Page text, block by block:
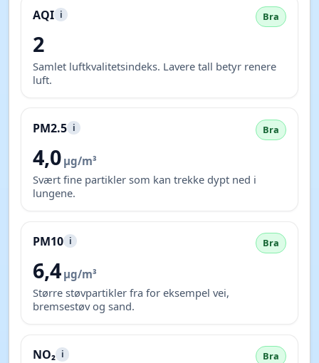
AQI i Bra
2
Samlet luftkvalitetsindeks. Lavere tall betyr renere
luft.
PM2.5 i Bra
4,0 µg/m³
Svært fine partikler som kan trekke dypt ned i
lungene.
PM10 i Bra
6,4 µg/m³
Større støvpartikler fra for eksempel vei,
bremsestøv og sand.
NO₂ i Bra